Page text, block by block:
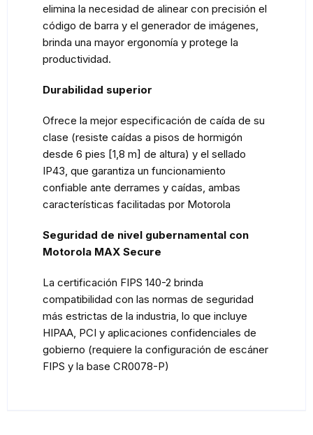
elimina la necesidad de alinear con precisión el
código de barra y el generador de imágenes,
brinda una mayor ergonomía y protege la
productividad.
Durabilidad superior
Ofrece la mejor especificación de caída de su
clase (resiste caídas a pisos de hormigón
desde 6 pies [1,8 m] de altura) y el sellado
IP43, que garantiza un funcionamiento
confiable ante derrames y caídas, ambas
características facilitadas por Motorola
Seguridad de nivel gubernamental con
Motorola MAX Secure
La certificación FIPS 140-2 brinda
compatibilidad con las normas de seguridad
más estrictas de la industria, lo que incluye
HIPAA, PCI y aplicaciones confidenciales de
gobierno (requiere la configuración de escáner
FIPS y la base CR0078-P)